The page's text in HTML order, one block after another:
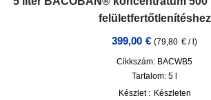
felületfertőtlenítéshez
399,00 € (79,80 € / )
Cikkszám: BACWB5
Tartalom: 5 l
Készlet : Készleten